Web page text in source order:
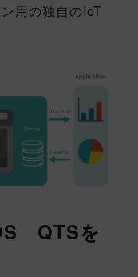
用の独自のIoT
QTSを